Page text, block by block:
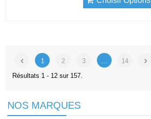
1 2 3
14
Résultats 1 - 12 sur 157.
NOS MARQUES